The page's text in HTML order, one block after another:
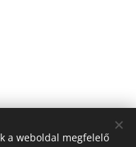
a weboldal megfelelő